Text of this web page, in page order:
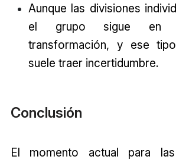
Aunque las divisiones
el grupo sigue en
transformación, y ese
suele traer incertidumbre.
Conclusión
El momento actual para